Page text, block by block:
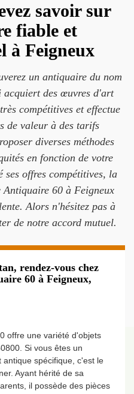
savoir sur
fiable et
à Feigneux
un antiquaire du nom
des œuvres d'art
compétitives et effectue
de valeur à des tarifs
diverses méthodes
en fonction de votre
offres compétitives, la
60 à Feigneux
Alors n'hésitez pas à
de notre accord mutuel.
rendez-vous chez
60 à Feigneux,
offre une variété d'objets
Si vous êtes un
spécifique, c'est le
Ayant hérité de sa
il possède des pièces